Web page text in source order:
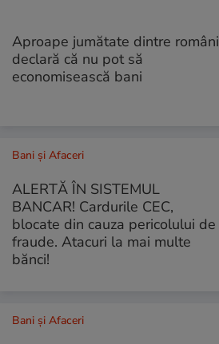
Aproape jumătate dintre români
declară că nu pot să
economisească bani
Bani și Afaceri
ALERTĂ ÎN SISTEMUL
BANCAR! Cardurile CEC,
blocate din cauza pericolului de
fraude. Atacuri la mai multe
bănci!
Bani și Afaceri